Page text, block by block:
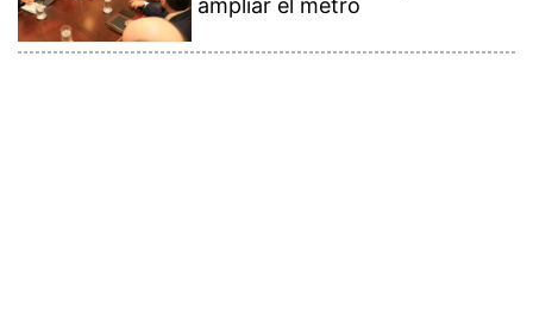
ampliar el metro